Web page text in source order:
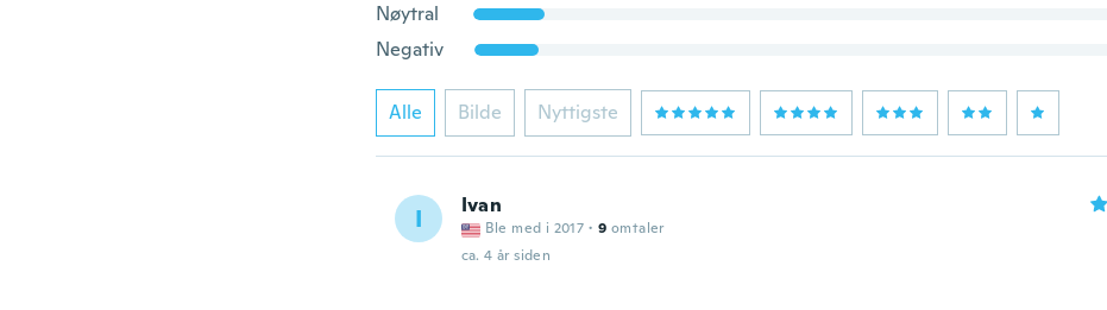
Nøytral
Negativ
Alle Bilde Nyttigste
I Ivan
Ble med i 2017 · 9 omtaler
ca. 4 år siden